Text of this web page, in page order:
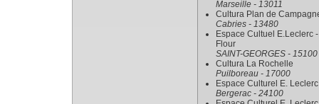
Marseille - 13011
Cultura Plan de
Cabries - 13480
Espace Cultuel E.Leclerc
Flour
SAINT-GEORGES - 15100
Cultura La Rochelle
Puilboreau - 17000
Espace Culturel E. Leclerc
Bergerac - 24100